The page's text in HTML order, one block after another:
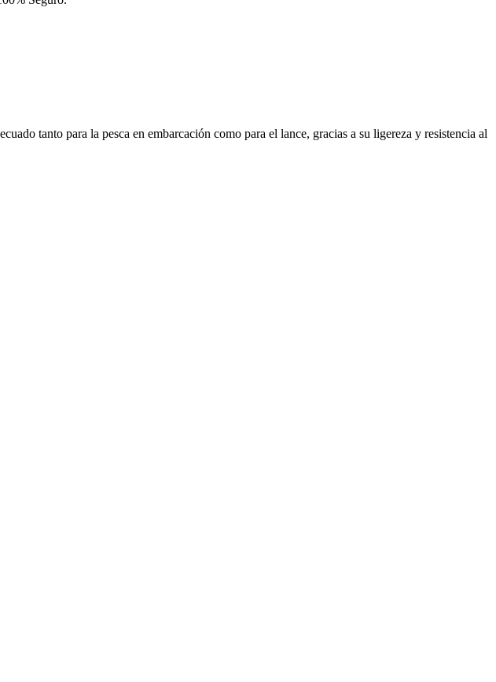
tanto para la pesca en embarcación como para el lance, gracias a su ligereza y resistencia al